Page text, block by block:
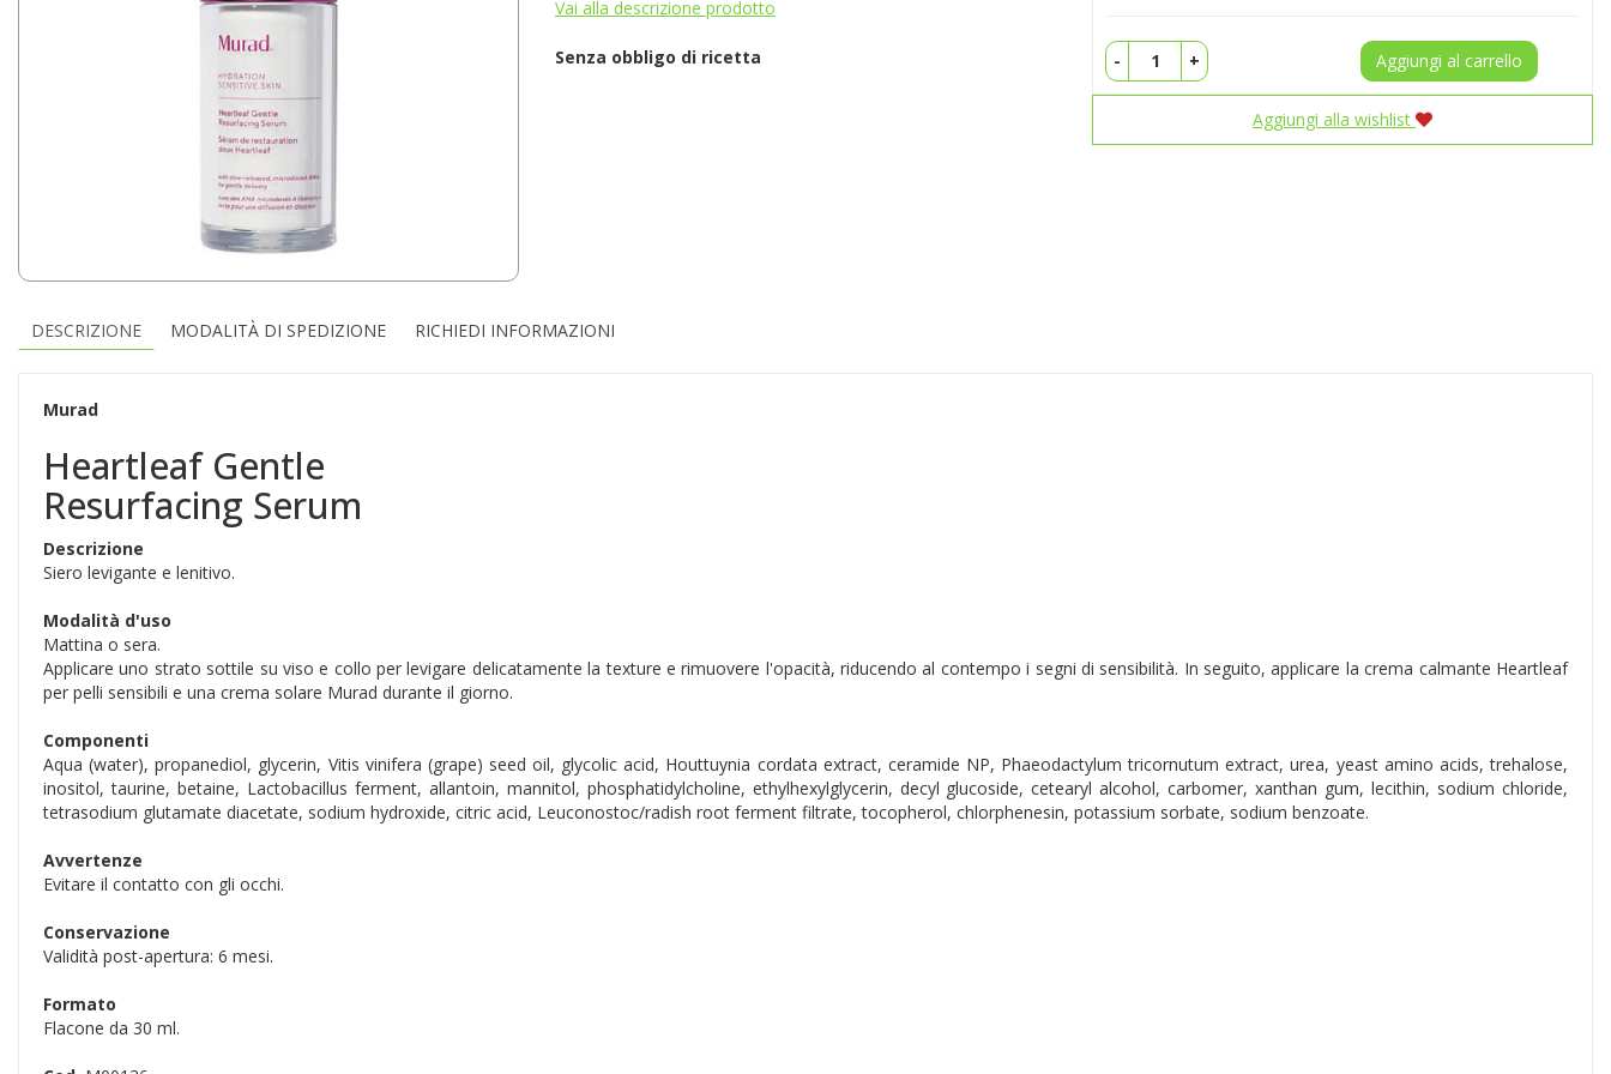
Vai alla descrizione prodotto
Senza obbligo di ricetta - + Aggiungi al carrello
Aggiungi alla wishlist
DESCRIZIONE MODALITÀ DI SPEDIZIONE RICHIEDI INFORMAZIONI
Murad
Heartleaf Gentle
Resurfacing Serum
Descrizione
Siero levigante e lenitivo.
Modalità d'uso
Mattina o sera.
Applicare uno strato sottile su viso e collo per levigare delicatamente la texture e rimuovere l'opacità, riducendo al contempo i segni di sensibilità. In seguito, applicare la crema calmante Heartleaf
per pelli sensibili e una crema solare Murad durante il giorno.
Componenti
Aqua (water), propanediol, glycerin, Vitis vinifera (grape) seed oil, glycolic acid, Houttuynia cordata extract, ceramide NP, Phaeodactylum tricornutum extract, urea, yeast amino acids, trehalose,
inositol, taurine, betaine, Lactobacillus ferment, allantoin, mannitol, phosphatidylcholine, ethylhexylglycerin, decyl glucoside, cetearyl alcohol, carbomer, xanthan gum, lecithin, sodium chloride,
tetrasodium glutamate diacetate, sodium hydroxide, citric acid, Leuconostoc/radish root ferment filtrate, tocopherol, chlorphenesin, potassium sorbate, sodium benzoate.
Avvertenze
Evitare il contatto con gli occhi.
Conservazione
Validità post-apertura: 6 mesi.
Formato
Flacone da 30 ml.